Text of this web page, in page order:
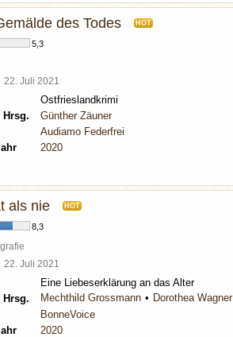
des Todes HOT
5,3
22. Juli 2021
Ostfrieslandkrimi
Hrsg.
Günther Zäuner
Audiamo Federfrei
2020
als nie HOT
8,3
22. Juli 2021
Eine Liebeserklärung an das Alter
Hrsg.
Mechthild Grossmann
Dorothea Wagner
BonneVoice
2020